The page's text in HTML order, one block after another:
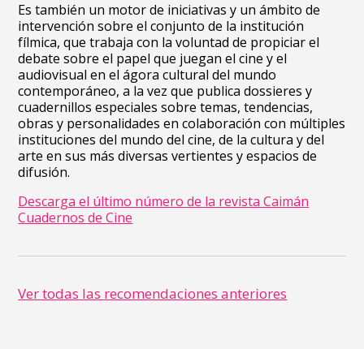
Es también un motor de iniciativas y un ámbito de
intervención sobre el conjunto de la institución
fílmica, que trabaja con la voluntad de propiciar el
debate sobre el papel que juegan el cine y el
audiovisual en el ágora cultural del mundo
contemporáneo, a la vez que publica dossieres y
cuadernillos especiales sobre temas, tendencias,
obras y personalidades en colaboración con múltiples
instituciones del mundo del cine, de la cultura y del
arte en sus más diversas vertientes y espacios de
difusión.
Descarga el último número de la revista Caimán
Cuadernos de Cine
Ver todas las recomendaciones anteriores